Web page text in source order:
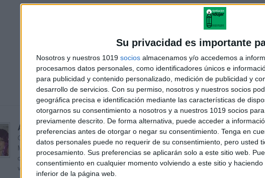
Su privacidad es importante
Nosotros y nuestros 1019 socios almacenamos y/o accedemos a
procesamos datos personales, como identificadores únicos e
para publicidad y contenido personalizado, medición de publicidad y
desarrollo de servicios. Con su permiso, nosotros y nuestros socios
geográfica precisa e identificación mediante las características de
otorgarnos su consentimiento a nosotros y a nuestros 1019 socios
previamente descrito. De forma alternativa, puede acceder a
preferencias antes de otorgar o negar su consentimiento. Tenga en
datos personales puede no requerir de su consentimiento, pero usted
procesamiento. Sus preferencias se aplicarán solo a este sitio web.
consentimiento en cualquier momento volviendo a este sitio y
inferior de la página web.
Acerca de orientacionandujar
Orientación Andújar no es solo un blog, es la apuesta personal de dos profesores
Maribel, que además de ser pareja, son los encargados de los contenidos que
dentro del blog y en el cual, vuelcan la mayor parte del tiempo, que sus tareas como
voluntarios en sus meses de verano les permite.